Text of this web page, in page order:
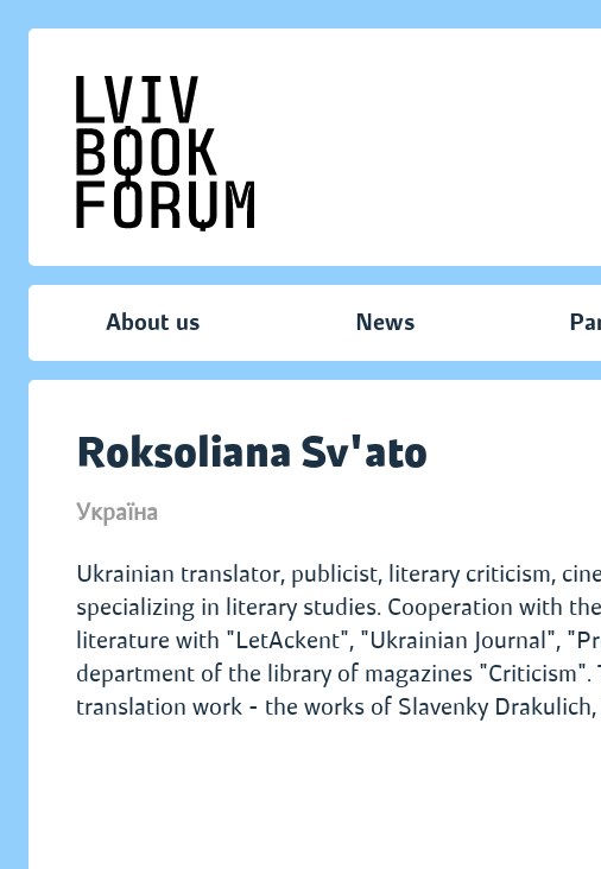
About us News
Roksoliana Sv'ato
Україна
Ukrainian translator, publicist, literary criticism,
specializing in literary studies. Cooperation with
literature with "LetAckent", "Ukrainian Journal",
department of the library of magazines
translation work - the works of Slavenky